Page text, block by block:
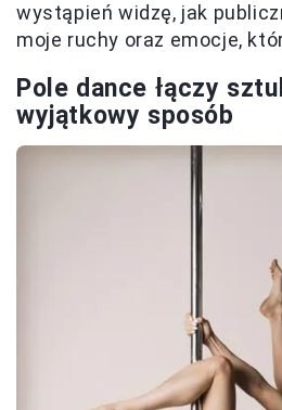
wystąpień widzę, jak
moje ruchy oraz emocje,
Pole dance łączy
wyjątkowy sposób